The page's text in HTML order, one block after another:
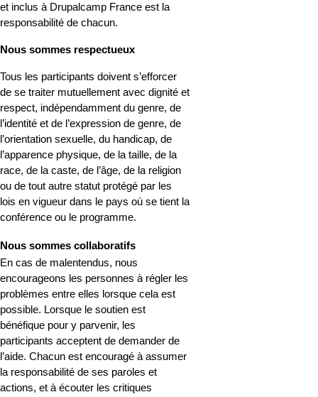
et inclus à Drupalcamp France est la
responsabilité de chacun.
Nous sommes respectueux
Tous les participants doivent s’efforcer
de se traiter mutuellement avec dignité et
respect, indépendamment du genre, de
l’identité et de l’expression de genre, de
l’orientation sexuelle, du handicap, de
l’apparence physique, de la taille, de la
race, de la caste, de l’âge, de la religion
ou de tout autre statut protégé par les
lois en vigueur dans le pays où se tient la
conférence ou le programme.
Nous sommes collaboratifs
En cas de malentendus, nous
encourageons les personnes à régler les
problèmes entre elles lorsque cela est
possible. Lorsque le soutien est
bénéfique pour y parvenir, les
participants acceptent de demander de
l’aide. Chacun est encouragé à assumer
la responsabilité de ses paroles et
actions, et à écouter les critiques